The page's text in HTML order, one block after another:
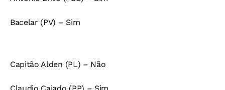
Bacelar (PV) – Sim
Capitão Alden (PL) – Não
Claudio Cajado (PP) – Sim